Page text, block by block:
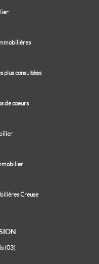
plus consultées
de coeurs
Creuse
(03)